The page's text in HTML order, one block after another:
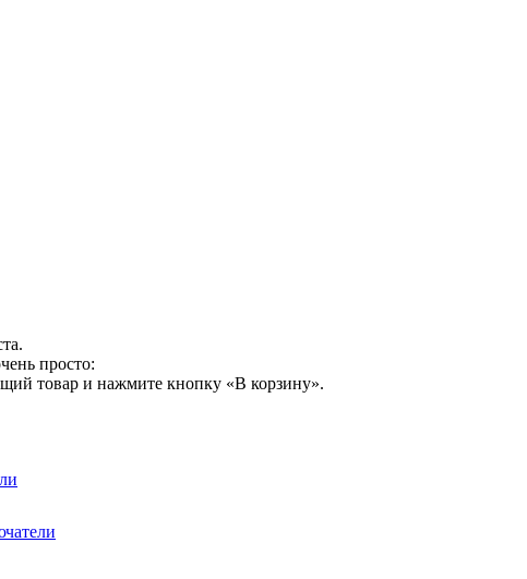
просто:
товар и нажмите кнопку «В корзину».